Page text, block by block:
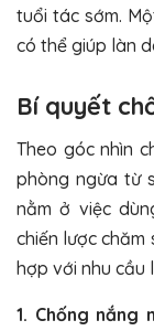
tuổi tác sớm.
có thể giúp làn
Bí quyết
Theo góc nhìn
phòng ngừa từ
nằm ở việc
chiến lược
hợp với nhu cầu
1. Chống nắng